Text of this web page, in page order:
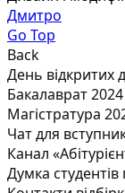
Дмитро
Go Top
Back
День відкритих
Бакалаврат 2024
Магістратура
Чат для
Канал
Думка